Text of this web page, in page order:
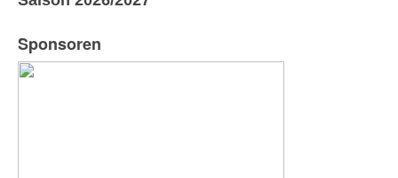
Sponsoren